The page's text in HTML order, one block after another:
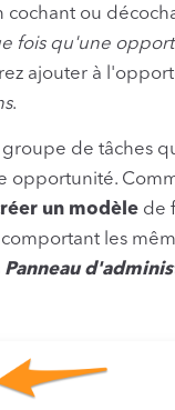
cochant ou
fois qu'une
ajouter à
.
groupe de tâches
opportunité.
un modèle de
les
Panneau